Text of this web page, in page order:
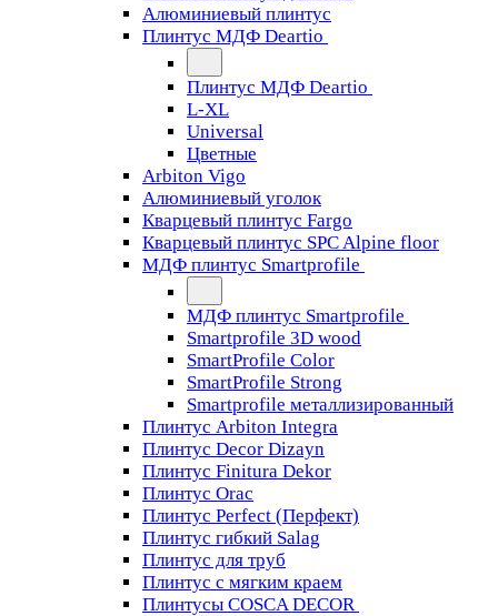
Алюминиевый плинтус
Плинтус МДФ Deartio
Плинтус МДФ Deartio
L-XL
Universal
Цветные
Arbiton Vigo
Алюминиевый уголок
Кварцевый плинтус Fargo
Кварцевый плинтус SPC Alpine floor
МДФ плинтус Smartprofile
МДФ плинтус Smartprofile
Smartprofile 3D wood
SmartProfile Color
SmartProfile Strong
Smartprofile металлизированный
Плинтус Arbiton Integra
Плинтус Decor Dizayn
Плинтус Finitura Dekor
Плинтус Orac
Плинтус Perfect (Перфект)
Плинтус гибкий Salag
Плинтус для труб
Плинтус с мягким краем
Плинтусы COSCA DECOR